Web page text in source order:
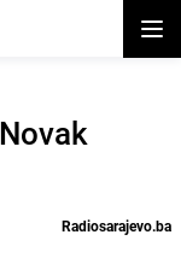
Radiosarajevo.ba